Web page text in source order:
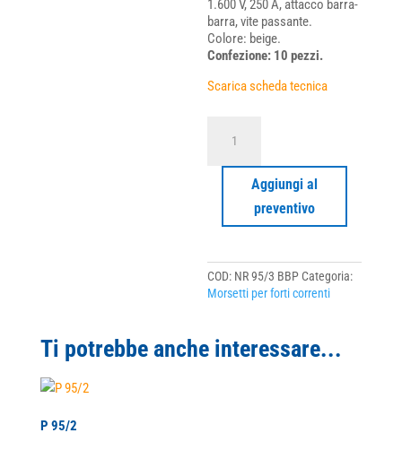
1.600 V, 250 A, attacco barra-
barra, vite passante.
Colore: beige.
Confezione: 10 pezzi.
Scarica scheda tecnica
Aggiungi al
preventivo
COD: NR 95/3 BBP Categoria:
Morsetti per forti correnti
Ti potrebbe anche interessare...
P 95/2